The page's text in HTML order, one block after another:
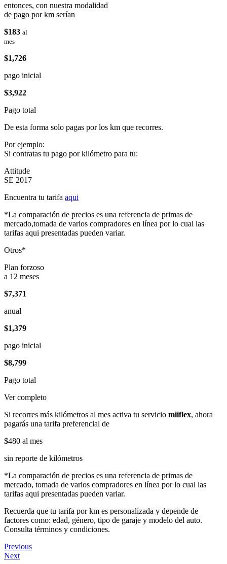
entonces, con nuestra modalidad
de pago por km serían
$183 al
mes
$1,726
pago inicial
$3,922
Pago total
De esta forma solo pagas por los km que recorres.
Por ejemplo:
Si contratas tu pago por kilómetro para tu:
Attitude
SE 2017
Encuentra tu tarifa aqui
*La comparación de precios es una referencia de primas de
mercado,tomada de varios compradores en línea por lo cual las
tarifas aqui presentadas pueden variar.
Otros*
Plan forzoso
a 12 meses
$7,371
anual
$1,379
pago inicial
$8,799
Pago total
Ver completo
Si recorres más kilómetros al mes activa tu servicio miiflex, ahora
pagarás una tarifa preferencial de
$480 al mes
sin reporte de kilómetros
*La comparación de precios es una referencia de primas de
mercado, tomada de varios compradores en línea por lo cual las
tarifas aqui presentadas pueden variar.
Recuerda que tu tarifa por km es personalizada y depende de
factores como: edad, género, tipo de garaje y modelo del auto.
Consulta términos y condiciones.
Previous
Next